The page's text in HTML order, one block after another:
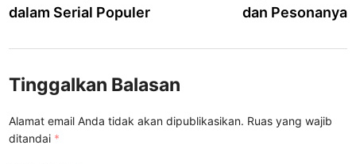
dalam Serial Populer
dan Pesonanya
Tinggalkan Balasan
Alamat email Anda tidak akan dipublikasikan. Ruas yang wajib
ditandai *